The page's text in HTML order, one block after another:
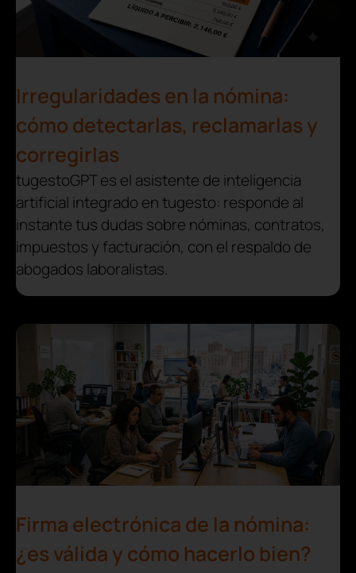
Irregularidades en la nómina:
cómo detectarlas, reclamarlas y
corregirlas
tugestoGPT es el asistente de inteligencia
artificial integrado en tugesto: responde al
instante tus dudas sobre nóminas, contratos,
impuestos y facturación, con el respaldo de
abogados laboralistas.
Firma electrónica de la nómina:
¿es válida y cómo hacerlo bien?